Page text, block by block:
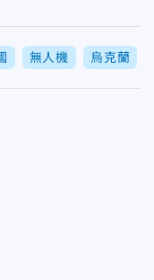
無人機 烏克蘭